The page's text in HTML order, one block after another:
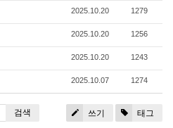
2025.10.20 1279
2025.10.20 1256
2025.10.20 1243
2025.10.07 1274
쓰기 태그
검색